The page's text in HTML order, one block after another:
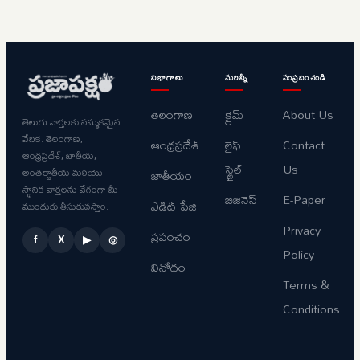
తెలుగు వార్తలకు నమ్మకమైన
వేదిక. తెలంగాణ,
ఆంధ్రప్రదేశ్, జాతీయ,
అంతర్జాతీయ మరియు
స్థానిక వార్తలను వేగంగా మీ
ముందుకు తీసుకువస్తాం.
f X ▶ ◎
విభాగాలు
తెలంగాణ
ఆంధ్రప్రదేశ్
జాతీయం
ఎడిట్ పేజి
ప్రపంచం
వినోదం
మరిన్నీ
క్రైమ్
లైఫ్
స్టైల్
బిజినెస్
సంప్రదించండి
About Us
Contact
Us
E-Paper
Privacy
Policy
Terms &
Conditions